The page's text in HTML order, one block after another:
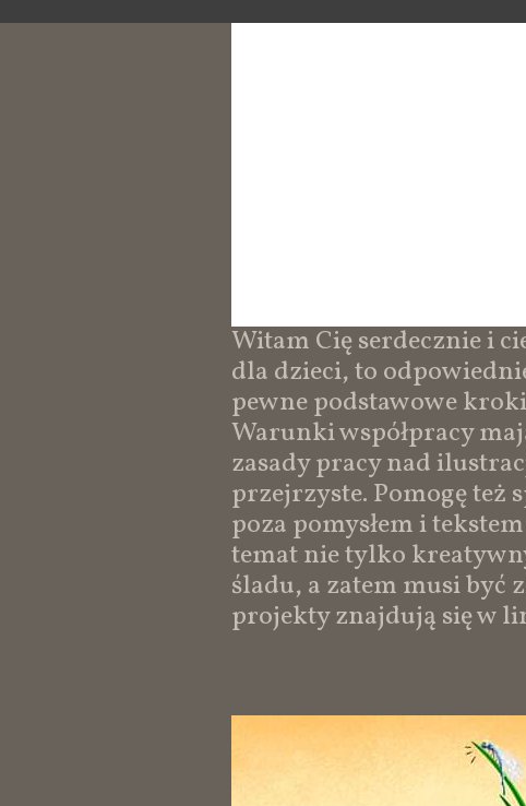
Witam Cię serdecznie i
dla dzieci, to
pewne podstawowe
Warunki współpracy
zasady pracy nad
przejrzyste. Pomogę też
poza pomysłem i
temat nie tylko
śladu, a zatem musi być
projekty znajdują się w